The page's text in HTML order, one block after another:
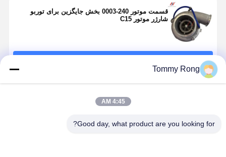
قسمت موتور 240-0003 بخش جایگزین برای توربو
شارژر موتور C15
Tommy Rong
4:45 AM
Good day, what product are you looking for?